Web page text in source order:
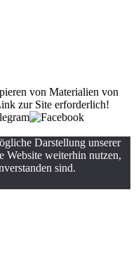
von Materialien von
zur Site erforderlich!
Darstellung unserer
Website weiterhin nutzen,
sind.